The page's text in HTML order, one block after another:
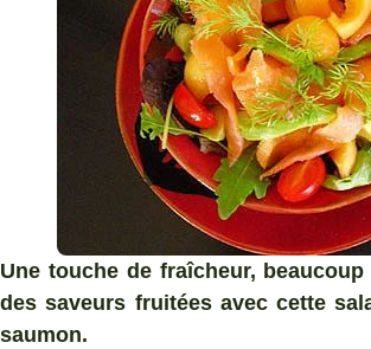
Une touche de fraîcheur,
des saveurs fruitées avec cette
saumon.